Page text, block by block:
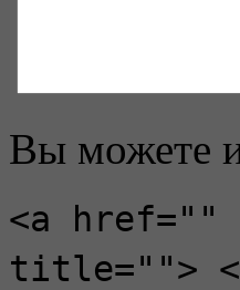
Вы можете
<a href=""
title="">